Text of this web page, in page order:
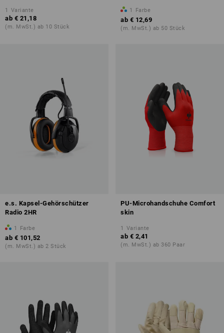
1 Variante
ab € 21,18
(m. MwSt.) ab 10 Stück
1 Farbe
ab € 12,69
(m. MwSt.) ab 50 Stück
e.s. Kapsel-Gehörschützer
Radio 2HR
1 Farbe
ab € 101,52
(m. MwSt.) ab 2 Stück
PU-Microhandschuhe Comfort
skin
1 Variante
ab € 2,41
(m. MwSt.) ab 360 Paar